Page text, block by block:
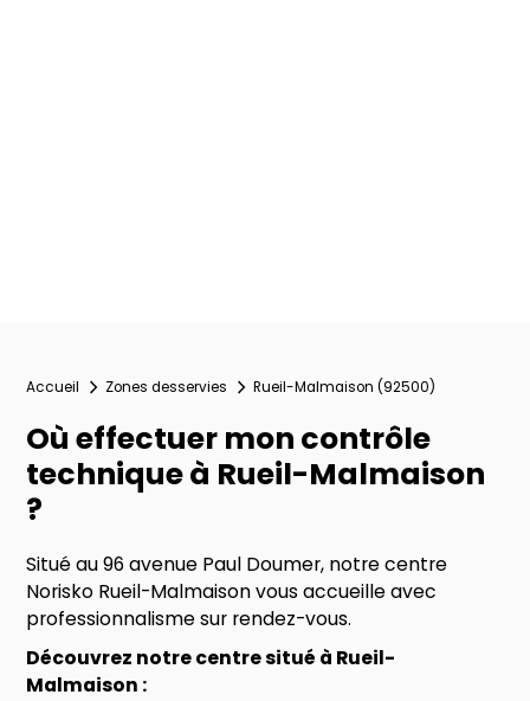
Accueil Zones desservies Rueil-Malmaison (92500)
Où effectuer mon contrôle
technique à Rueil-Malmaison
?
Situé au 96 avenue Paul Doumer, notre centre
Norisko Rueil-Malmaison vous accueille avec
professionnalisme sur rendez-vous.
Découvrez notre centre situé à Rueil-
Malmaison :